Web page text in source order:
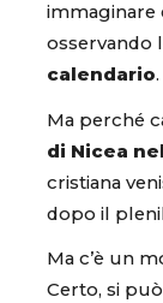
immaginare
osservando
calendario.
Ma perché
di Nicea
cristiana
dopo il
Ma c’è un
Certo, si